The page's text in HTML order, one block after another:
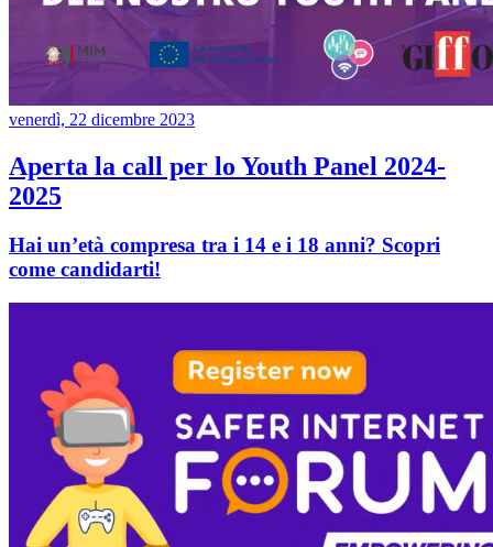
venerdì, 22 dicembre 2023
Aperta la call per lo Youth Panel 2024-
2025
Hai un’età compresa tra i 14 e i 18 anni? Scopri
come candidarti!